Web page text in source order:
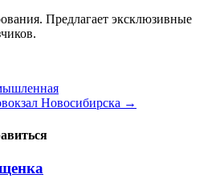
Предлагает эксклюзивные
Новосибирска →